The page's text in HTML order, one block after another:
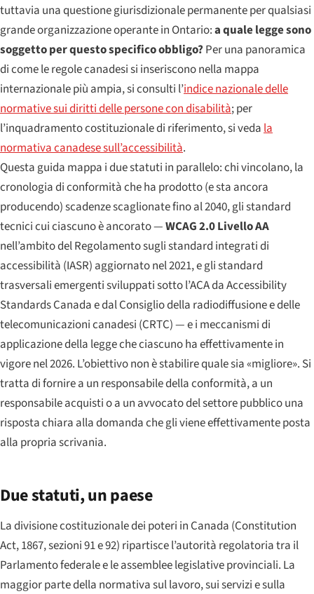
tuttavia una questione giurisdizionale permanente per qualsiasi
grande organizzazione operante in Ontario:a quale legge sono
soggetto per questo specifico obbligo? Per una panoramica
di come le regole canadesi si inseriscono nella mappa
internazionale più ampia, si consulti l’indice nazionale delle
normative sui diritti delle persone con disabilità; per
l’inquadramento costituzionale di riferimento, si veda la
normativa canadese sull’accessibilità.
Questa guida mappa i due statuti in parallelo: chi vincolano, la
cronologia di conformità che ha prodotto (e sta ancora
producendo) scadenze scaglionate fino al 2040, gli standard
tecnici cui ciascuno è ancorato —WCAG 2.0 Livello AA
nell’ambito del Regolamento sugli standard integrati di
accessibilità (IASR) aggiornato nel 2021, e gli standard
trasversali emergenti sviluppati sotto l’ACA da Accessibility
Standards Canada e dal Consiglio della radiodiffusione e delle
telecomunicazioni canadesi (CRTC) — e i meccanismi di
applicazione della legge che ciascuno ha effettivamente in
vigore nel 2026. L’obiettivo non è stabilire quale sia «migliore». Si
tratta di fornire a un responsabile della conformità, a un
responsabile acquisti o a un avvocato del settore pubblico una
risposta chiara alla domanda che gli viene effettivamente posta
alla propria scrivania.
Due statuti, un paese
La divisione costituzionale dei poteri in Canada (Constitution
Act, 1867, sezioni 91 e 92) ripartisce l’autorità regolatoria tra il
Parlamento federale e le assemblee legislative provinciali. La
maggior parte della normativa sul lavoro, sui servizi e sulla